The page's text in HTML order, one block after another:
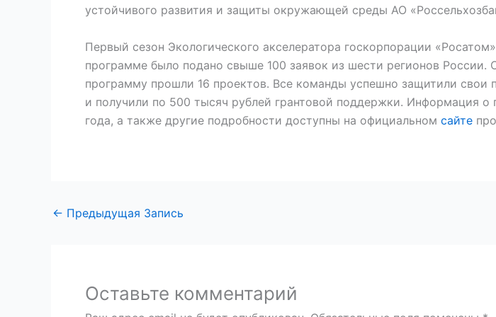
устойчивого развития и защиты окружающей среды АО
Первый сезон Экологического акселератора госкорпорации
программе было подано свыше 100 заявок из шести регионов России.
программу прошли 16 проектов. Все команды успешно защитили
и получили по 500 тысяч рублей грантовой поддержки. Информация о
года, а также другие подробности доступны на официальном сайте
← Предыдущая Запись
Оставьте комментарий